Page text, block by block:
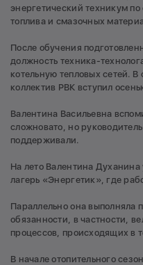
энергетический техникум по
топлива и смазочных
После обучения
должность техника-
котельную тепловых сетей.
коллектив РВК вступил
Валентина Васильевна
сложновато, но
поддерживали.
На лето Валентина
лагерь «Энергетик», где
Параллельно она выполняла
обязанности, в частности,
процессов, происходящих в
В начале отопительного